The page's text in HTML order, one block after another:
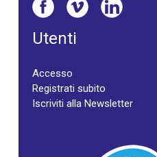
Utenti
Accesso
Registrati subito
Iscriviti alla Newsletter